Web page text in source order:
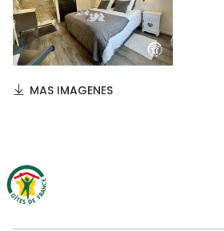
MAS IMAGENES